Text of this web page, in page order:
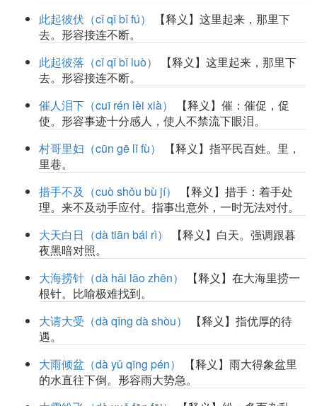
此起彼伏（cǐ qǐ bǐ fú）
【释义】这里起来，那里下
去。形容接连不断。
此起彼落（cǐ qǐ bǐ luò）
【释义】这里起来，那里下
去。形容接连不断。
催人泪下（cuī rén lèi xià）
【释义】催：催促，促
使。形容事迹十分感人，使人不禁流下眼泪。
村哥里妇（cūn gē lǐ fù）
【释义】指平民百姓。里，
里巷。
措手不及（cuò shǒu bù jí）
【释义】措手：着手处
理。来不及动手应付。指事出意外，一时无法对付。
大天白日（dà tiān bái rì）
【释义】白天。强调跟暮
夜黑暗对照。
大海捞针（dà hǎi lāo zhēn）
【释义】在大海里捞一
根针。比喻极难找到。
大请大受（dà qǐng dà shòu）
【释义】指优厚的待
遇。
大雨倾盆（dà yǔ qīng pén）
【释义】雨大得象盆里
的水直往下倒。形容雨大势急。